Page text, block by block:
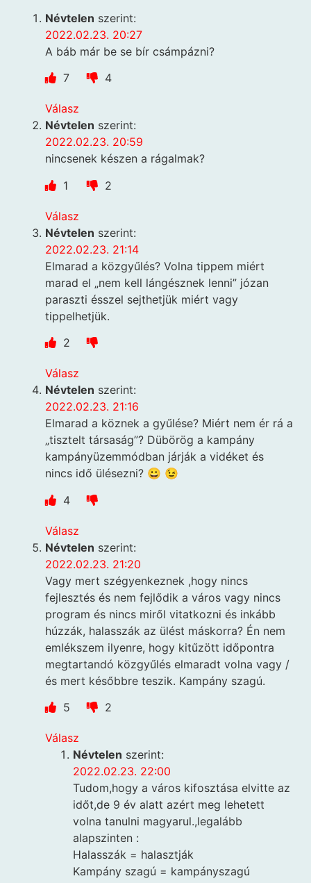
Névtelen szerint:
2022.02.23. 20:27
A báb már be se bír csámpázni?
7
4
Válasz
Névtelen szerint:
2022.02.23. 20:59
nincsenek készen a rágalmak?
1
2
Válasz
Névtelen szerint:
2022.02.23. 21:14
Elmarad a közgyűlés? Volna tippem miért
marad el „nem kell lángésznek lenni” józan
paraszti ésszel sejthetjük miért vagy
tippelhetjük.
2
Válasz
Névtelen szerint:
2022.02.23. 21:16
Elmarad a köznek a gyűlése? Miért nem ér rá a
„tisztelt társaság”? Dübörög a kampány
kampányüzemmódban járják a vidéket és
nincs idő ülésezni? 😀 😉
4
Válasz
Névtelen szerint:
2022.02.23. 21:20
Vagy mert szégyenkeznek ,hogy nincs
fejlesztés és nem fejlődik a város vagy nincs
program és nincs miről vitatkozni és inkább
húzzák, halasszák az ülést máskorra? Én nem
emlékszem ilyenre, hogy kitűzött időpontra
megtartandó közgyűlés elmaradt volna vagy /
és mert későbbre teszik. Kampány szagú.
5
2
Válasz
Névtelen szerint:
2022.02.23. 22:00
Tudom,hogy a város kifosztása elvitte az
időt,de 9 év alatt azért meg lehetett
volna tanulni magyarul.,legalább
alapszinten :
Halasszák = halasztják
Kampány szagú = kampányszagú